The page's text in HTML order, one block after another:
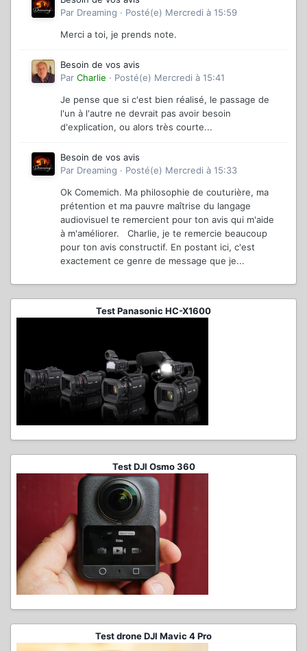
Par Dreaming · Posté(e) Mercredi à 15:59
Merci a toi, je prends note.
Besoin de vos avis
Par Charlie · Posté(e) Mercredi à 15:41
Je pense que si c'est bien réalisé, le passage de
l'un à l'autre ne devrait pas avoir besoin
d'explication, ou alors très courte...
Besoin de vos avis
Par Dreaming · Posté(e) Mercredi à 15:33
Ok Comemich. Ma philosophie de couturière, ma
prétention et ma pauvre maîtrise du langage
audiovisuel te remercient pour ton avis qui m'aide
à m'améliorer. Charlie, je te remercie beaucoup
pour ton avis constructif. En postant ici, c'est
exactement ce genre de message que je...
Test Panasonic HC-X1600
Test DJI Osmo 360
Test drone DJI Mavic 4 Pro